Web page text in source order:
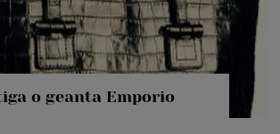
o geanta Emporio